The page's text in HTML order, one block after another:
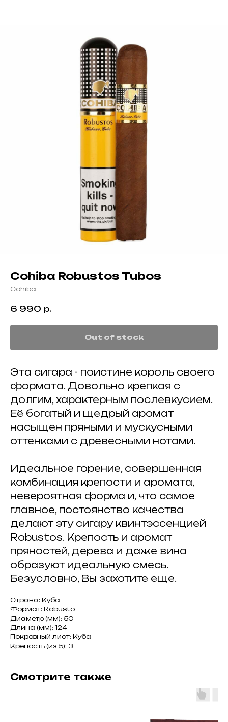
Cohiba Robustos Tubos
Cohiba
6 990 р.
Out of stock
Эта сигара - поистине король своего
формата. Довольно крепкая с
долгим, характерным послевкусием.
Её богатый и щедрый аромат
насыщен пряными и мускусными
оттенками с древесными нотами.
Идеальное горение, совершенная
комбинация крепости и аромата,
невероятная форма и, что самое
главное, постоянство качества
делают эту сигару квинтэссенцией
Robustos. Крепость и аромат
пряностей, дерева и даже вина
образуют идеальную смесь.
Безусловно, Вы захотите еще.
Страна: Куба
Формат: Robusto
Диаметр (мм): 50
Длина (мм): 124
Покровный лист: Куба
Крепость (из 5): 3
Смотрите также